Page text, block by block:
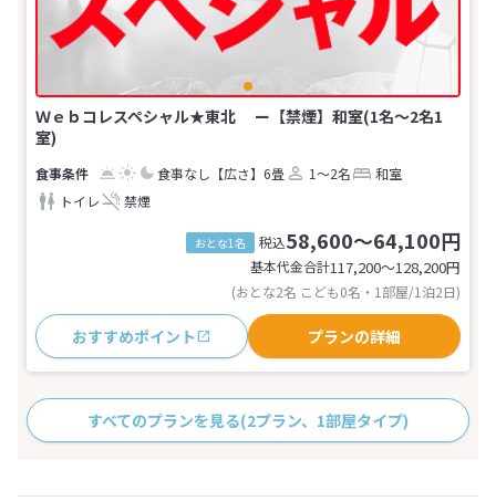
Ｗｅｂコレスペシャル★東北 ー【禁煙】和室(1名～2名1
室)
食事なし 【広さ】6畳 1～2名
和室
トイレ
禁煙
おとな1名 税込58,600～64,100円
基本代金合計117,200〜128,200円
(おとな2名 こども0名・1部屋/1泊2日)
おすすめポイント プランの詳細
すべてのプランを見る(2プラン、1部屋タイプ)